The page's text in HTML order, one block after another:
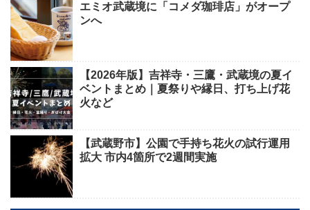
エミオ武蔵境に「コメダ珈琲店」がオープ
ンへ
【2026年版】吉祥寺・三鷹・武蔵境の夏イ
ベントまとめ｜夏祭りや縁日、打ち上げ花
火など
【武蔵野市】公園で手持ち花火の試行運用
拡大 市内4箇所で2週間実施